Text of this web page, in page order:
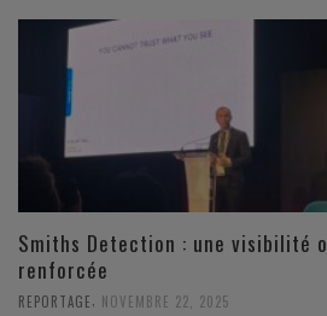
Smiths Detection : une visibilité
renforcée
REPORTAGE NOVEMBRE 22, 2025